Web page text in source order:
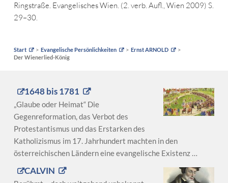
Ringstraße. Evangelisches Wien. (2. verb. Aufl., Wien 2009) S.
29–30.
Start Evangelische Persönlichkeiten
Ernst ARNOLD
Der Wienerlied-König
1648 bis 1781
„Glaube oder Heimat“ Die
Gegenreformation, das Verbot des
Protestantismus und das Erstarken des
Katholizismus im 17. Jahrhundert machten in den
österreichischen Ländern eine evangelische Existenz …
CALVIN